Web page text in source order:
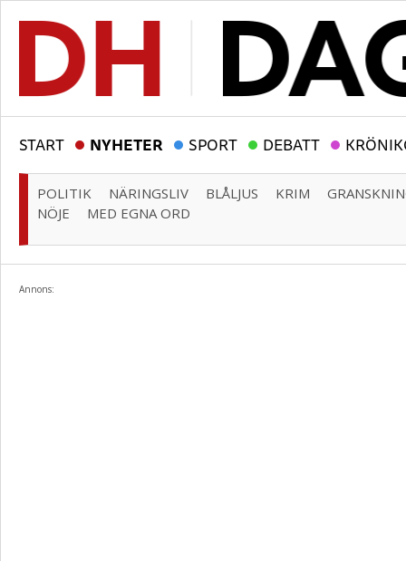
START NYHETER SPORT DEBATT
POLITIK NÄRINGSLIV BLÅLJUS KRIM
NÖJE
MED EGNA ORD
Annons: